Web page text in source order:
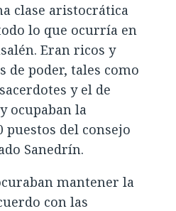
clase aristocrática
lo que ocurría en
Eran ricos y
de poder, tales como
y el de
ocupaban la
puestos del consejo
Sanedrín.
mantener la
con las